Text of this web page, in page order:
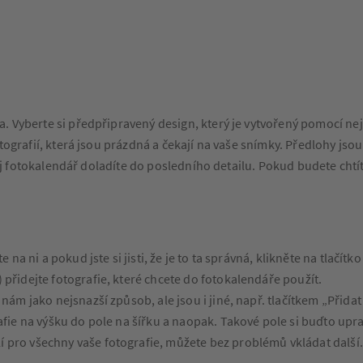
Vyberte si předpřipravený design, který je vytvořený pomocí
která jsou prázdná a čekají na vaše snímky. Předlohy
doladíte do posledního detailu. Pokud budete
ni a pokud jste si jisti, že je to ta správná, klikněte na
fotografie, které chcete do fotokalendáře použít.
jako nejsnazší způsob, ale jsou i jiné, např. tlačítkem
na výšku do pole na šířku a naopak. Takové pole si buďto
všechny vaše fotografie, můžete bez problémů vkládat